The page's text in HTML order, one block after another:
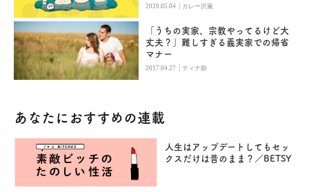
2020.05.04 | カレー沢薫
「うちの実家、宗教やってるけど大
丈夫？」難しすぎる義実家での帰省
マナー
2017.04.27 |ティナ助
あなたにおすすめの連載
人生はアップデートしてもセッ
クスだけは昔のまま？／BETSY